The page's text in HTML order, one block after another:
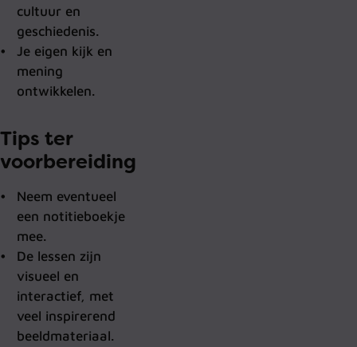
cultuur en
geschiedenis.
Je eigen kijk en
mening
ontwikkelen.
Tips ter
voorbereiding
Neem eventueel
een notitieboekje
mee.
De lessen zijn
visueel en
interactief, met
veel inspirerend
beeldmateriaal.